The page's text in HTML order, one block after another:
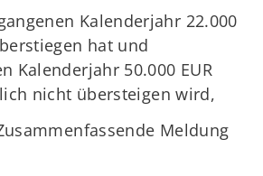
Kalenderjahr 22.000
hat und
Kalenderjahr 50.000 EUR
nicht übersteigen wird,
Meldung